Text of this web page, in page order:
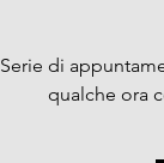
Serie di
qualche ora